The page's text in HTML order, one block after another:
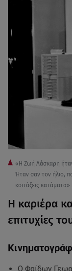
«Η Ζωή Λάσκαρη
Ήταν σαν τον ήλιο,
κοιτάξεις
Η καριέρα
επιτυχίες
Ο Φαίδων